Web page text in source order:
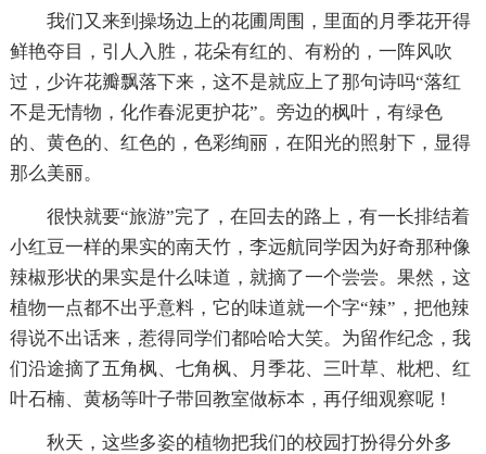
我们又来到操场边上的花圃周围，里面的月季花开得
鲜艳夺目，引人入胜，花朵有红的、有粉的，一阵风吹
过，少许花瓣飘落下来，这不是就应上了那句诗吗“落红
不是无情物，化作春泥更护花”。旁边的枫叶，有绿色
的、黄色的、红色的，色彩绚丽，在阳光的照射下，显得
那么美丽。
很快就要“旅游”完了，在回去的路上，有一长排结着
小红豆一样的果实的南天竹，李远航同学因为好奇那种像
辣椒形状的果实是什么味道，就摘了一个尝尝。果然，这
植物一点都不出乎意料，它的味道就一个字“辣”，把他辣
得说不出话来，惹得同学们都哈哈大笑。为留作纪念，我
们沿途摘了五角枫、七角枫、月季花、三叶草、枇杷、红
叶石楠、黄杨等叶子带回教室做标本，再仔细观察呢！
秋天，这些多姿的植物把我们的校园打扮得分外多